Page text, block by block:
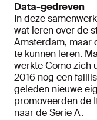
Data-gedreven
In deze
wat leren over de
Amsterdam, maar
te kunnen leren.
werkte Como zich
2016 nog een
geleden nieuwe
promoveerden de
naar de Serie A.